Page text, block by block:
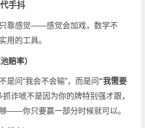
手抖
靠感觉——感觉会加戏，数学不
用的工具。
赔率）
是问“我会不会输”，而是问 “我需要
抓诈唬不是因为你的牌特别强才跟，
——你只要赢一部分时候就可以。